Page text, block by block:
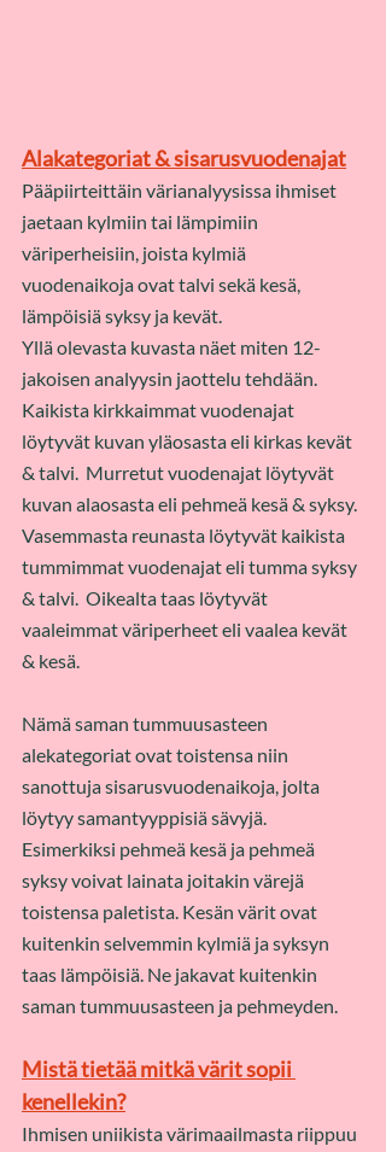
Alakategoriat & sisarusvuodenajat
Pääpiirteittäin värianalyysissa ihmiset
jaetaan kylmiin tai lämpimiin
väriperheisiin, joista kylmiä
vuodenaikoja ovat talvi sekä kesä,
lämpöisiä syksy ja kevät.​
Yllä olevasta kuvasta näet miten 12-
jakoisen analyysin jaottelu tehdään.
Kaikista kirkkaimmat vuodenajat
löytyvät kuvan yläosasta eli kirkas kevät
& talvi.  Murretut vuodenajat löytyvät
kuvan alaosasta eli pehmeä kesä & syksy.
Vasemmasta reunasta löytyvät kaikista
tummimmat vuodenajat eli tumma syksy
& talvi.  Oikealta taas löytyvät
vaaleimmat väriperheet eli vaalea kevät
& kesä.
Nämä saman tummuusasteen
alekategoriat ovat toistensa niin
sanottuja sisarusvuodenaikoja, jolta
löytyy samantyyppisiä sävyjä.
Esimerkiksi pehmeä kesä ja pehmeä
syksy voivat lainata joitakin värejä
toistensa paletista. Kesän värit ovat
kuitenkin selvemmin kylmiä ja syksyn
taas lämpöisiä. Ne jakavat kuitenkin
saman tummuusasteen ja pehmeyden.
Mistä tietää mitkä värit sopii
kenellekin?
Ihmisen uniikista värimaailmasta riippuu